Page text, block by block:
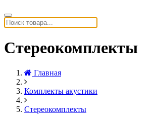
Стереокомплекты
Главная
Комплекты акустики
Стереокомплекты